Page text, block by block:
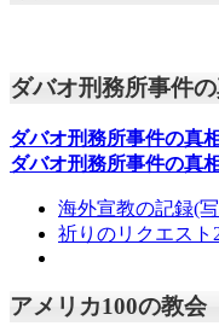
ダバオ刑務所事件
ダバオ刑務所事件の真相
ダバオ刑務所事件の真相
海外宣教の記録(
祈りのリクエスト
アメリカ100の教会